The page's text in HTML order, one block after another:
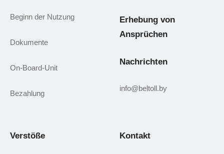
Beginn der Nutzung
Dokumente
On-Board-Unit
Bezahlung
Erhebung von
Ansprüchen
Nachrichten
info@beltoll.by
Verstöße Kontakt